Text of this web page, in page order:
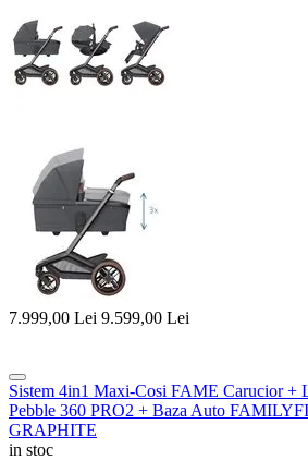
7.999,00 Lei 9.599,00 Lei
Sistem 4in1 Maxi-Cosi FAME Carucior +
Pebble 360 PRO2 + Baza Auto
GRAPHITE
in stoc